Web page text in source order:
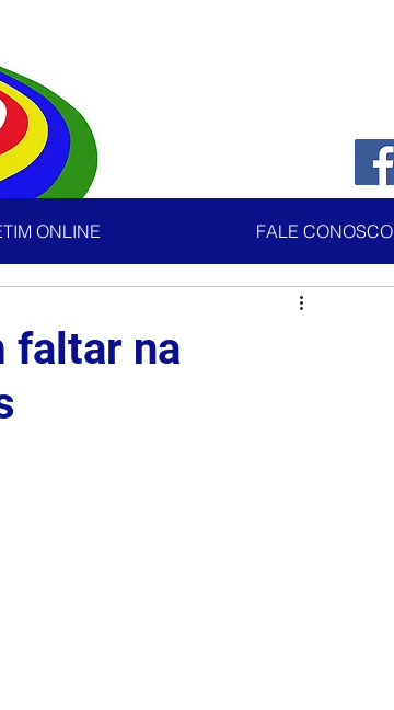
ONLINE FALE CONOSCO
faltar na